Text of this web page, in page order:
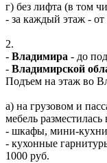
г) без лифта (в том
- за каждый этаж - от
2.
- Владимира - до
- Владимирской
Подъем на этаж во
а) на грузовом и
мебель разместилась
- шкафы, мини-
- кухонные
1000 руб.